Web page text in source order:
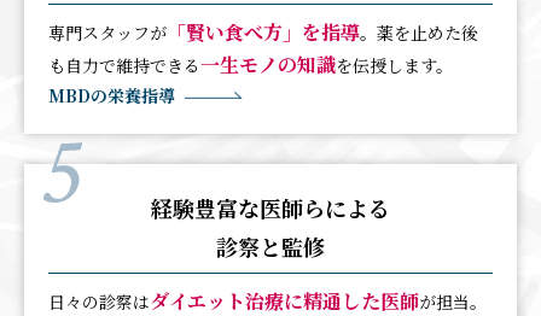
専門スタッフが 「賢い食べ方」を指導。薬を止めた後
も自力で維持できる一生モノの知識を伝授します。
MBDの栄養指導
経験豊富な医師らによる
診察と監修
日々の診察はダイエット治療に精通した医師が担当。